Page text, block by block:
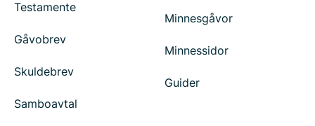
Testamente
Gåvobrev
Skuldebrev
Samboavtal
Minnesgåvor
Minnessidor
Guider